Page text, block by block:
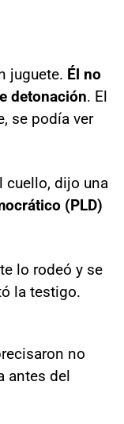
juguete. Él no
detonación. El
se podía ver
cuello, dijo una
(PLD)
lo rodeó y se
la testigo.
no
antes del